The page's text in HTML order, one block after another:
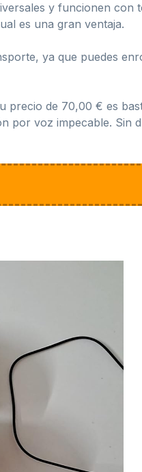
y funcionen con
es una gran ventaja.
ya que puedes
de 70,00 € es
por voz impecable. Sin